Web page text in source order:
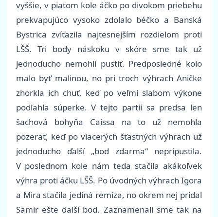
vyššie, v piatom kole áčko po divokom priebehu
prekvapujúco vysoko zdolalo béčko a Banská
Bystrica zvíťazila najtesnejším rozdielom proti
LŠŠ. Tri body náskoku v skóre sme tak už
jednoducho nemohli pustiť. Predposledné kolo
malo byť malinou, no pri troch výhrach Aničke
zhorkla ich chuť, keď po veľmi slabom výkone
podľahla súperke. V tejto partii sa predsa len
šachová bohyňa Caissa na to už nemohla
pozerať, keď po viacerých šťastných výhrach už
jednoducho ďalší „bod zdarma“ nepripustila.
V poslednom kole nám teda stačila akákoľvek
výhra proti áčku LŠŠ. Po úvodných výhrach Igora
a Mira stačila jediná remíza, no okrem nej pridal
Samir ešte ďalší bod. Zaznamenali sme tak na